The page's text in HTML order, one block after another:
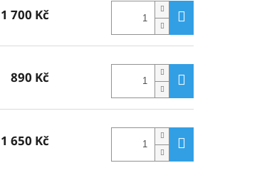
1 700 Kč
890 Kč
1 650 Kč